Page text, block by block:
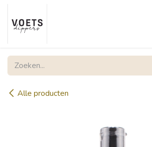
Overslaan naar inhoud
Alle producten